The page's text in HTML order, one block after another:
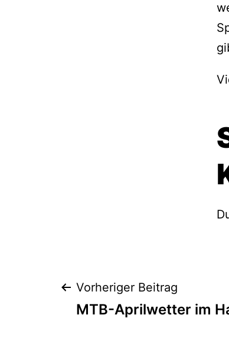
Vorheriger Beitrag
MTB-Aprilwetter im